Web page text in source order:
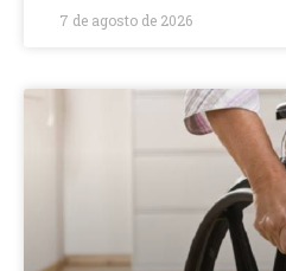
7 de agosto de 2026